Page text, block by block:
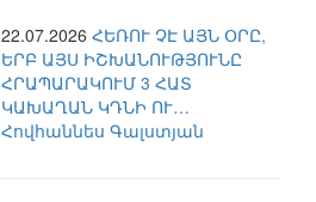
22.07.2026 ՀԵՌՈՒ ՉԷ ԱՅՆ ՕՐԸ,
ԵՐԲ ԱՅՍ ԻՇԽԱՆՈՒԹՅՈՒՆԸ
ՀՐԱՊԱՐԱԿՈՒՄ 3 ՀԱՏ
ԿԱԽԱՂԱՆ ԿԴՆԻ ՈՒ…
Հովհաննես Գալստյան